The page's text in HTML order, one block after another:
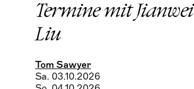
Termine mit Jianwei
Liu
Tom Sawyer
Sa. 03.10.2026